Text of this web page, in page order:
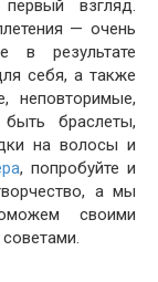
взгляд.
— очень
в результате
себя, а также
неповторимые,
браслеты,
на волосы и
, попробуйте и
а мы
своими